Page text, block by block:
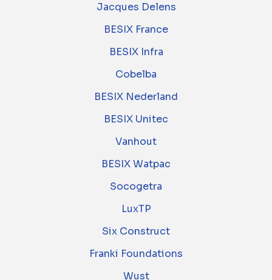
Jacques Delens
BESIX France
BESIX Infra
Cobelba
BESIX Nederland
BESIX Unitec
Vanhout
BESIX Watpac
Socogetra
LuxTP
Six Construct
Franki Foundations
Wust